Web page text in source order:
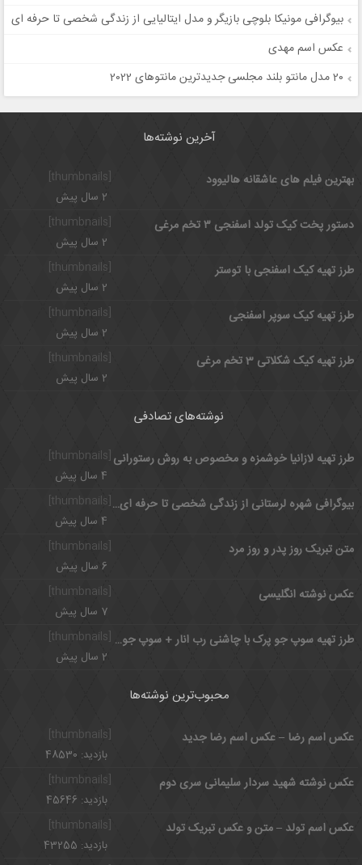
بیوگرافی مونیکا بلوچی بازیگر و مدل ایتالیایی از زندگی شخصی تا حرفه ای
عکس اسم مهدی
20 مدل مانتو بلند مجلسی جدیدترین مانتوهای 2022
آخرین نوشته‌ها
بهترین فیلم های عاشقانه هالیوود
2 سال پیش
[thumbnails]
دستور پخت کیک تولد اسفنجی ۳ تخم مرغی
2 سال پیش
طرز تهیه کیک اسفنجی با توستر
2 سال پیش
[thumbnails]
طرز تهیه کیک سوپر اسفنجی
2 سال پیش
طرز تهیه کیک شکلاتی 3 تخم مرغی
2 سال پیش
نوشته‌های تصادفی
[thumbnails] طرز تهیه لازانیا خوشمزه و مخصوص به روش رستورانی
4 سال پیش
بیوگرافی شهره لرستانی از زندگی شخصی تا حرفه ای و علت چاقی
4 سال پیش
[thumbnails]
متن تبریک روز پدر و روز مرد
6 سال پیش
عکس نوشته انگلیسی
7 سال پیش
طرز تهیه سوپ جو پرک با چاشنی رب انار + سوپ جو پرک
2 سال پیش
محبوب‌ترین نوشته‌ها
عکس اسم رضا – عکس اسم رضا جدید
بازدید: 48530
[thumbnails]
عکس نوشته شهید سردار سلیمانی سری دوم
بازدید: 45646
عکس اسم تولد – متن و عکس تبریک تولد
بازدید: 43255